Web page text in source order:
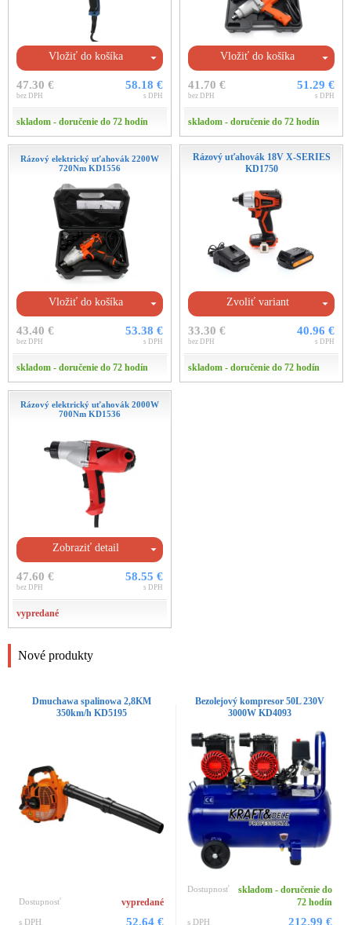
Vložiť do košíka
47.30 €
bez DPH
58.18 €
s DPH
skladom - doručenie do 72 hodín
Vložiť do košíka
41.70 €
bez DPH
51.29 €
s DPH
skladom - doručenie do 72 hodín
Rázový elektrický uťahovák 2200W
720Nm KD1556
Vložiť do košíka
43.40 €
bez DPH
53.38 €
s DPH
skladom - doručenie do 72 hodín
Rázový uťahovák 18V X-SERIES
KD1750
Zvoliť variant
33.30 €
bez DPH
40.96 €
s DPH
skladom - doručenie do 72 hodín
Rázový elektrický uťahovák 2000W
700Nm KD1536
Zobraziť detail
47.60 €
bez DPH
58.55 €
s DPH
vypredané
Nové produkty
Dmuchawa spalinowa 2,8KM
350km/h KD5195
Dostupnosť vypredané
s DPH 52.64 €
Bezolejový kompresor 50L 230V
3000W KD4093
Dostupnosť
skladom - doručenie do
72 hodín
s DPH 212.99 €